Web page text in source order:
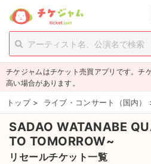
person_add 新規会員登録
チケットを探す
新着チケット
値下げしたチケット
都道府県からチケットを探す
チケジャムはチケット売買アプリです。チ
高い場合があります。
トップ > ライブ・コンサート（国内）
SADAO WATANABE
TO TOMORROW~
リセールチケット一覧